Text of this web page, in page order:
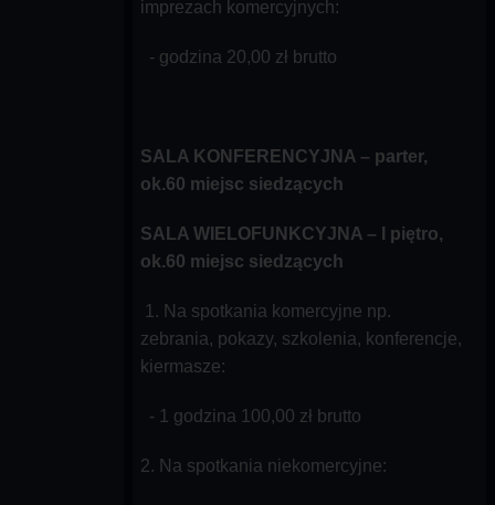
imprezach komercyjnych:
- godzina 20,00 zł brutto
SALA KONFERENCYJNA – parter,
ok.60 miejsc siedzących
SALA WIELOFUNKCYJNA – I piętro,
ok.60 miejsc siedzących
1. Na spotkania komercyjne np.
zebrania, pokazy, szkolenia, konferencje,
kiermasze:
- 1 godzina 100,00 zł brutto
2. Na spotkania niekomercyjne: